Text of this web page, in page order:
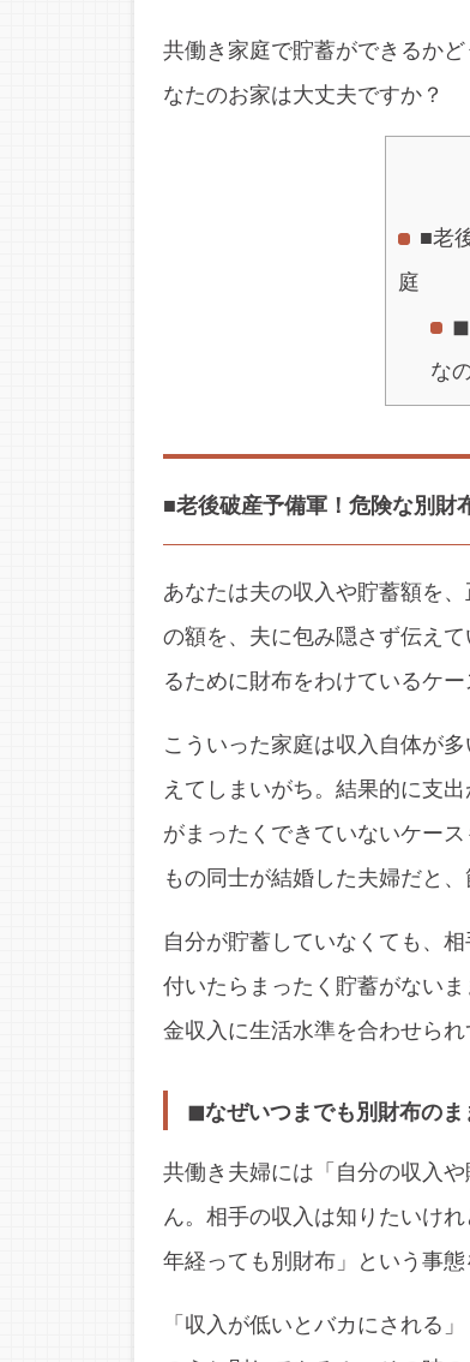
共働き家庭で貯蓄ができるか
なたのお家は大丈夫ですか？
■老
庭
◼︎
な
■老後破産予備軍！危険な別財
あなたは夫の収入や貯蓄額を
の額を、夫に包み隠さず伝え
るために財布をわけているケ
こういった家庭は収入自体が
えてしまいがち。結果的に支
がまったくできていないケー
もの同士が結婚した夫婦だと
自分が貯蓄していなくても、
付いたらまったく貯蓄がない
金収入に生活水準を合わせら
◼︎なぜいつまでも別財布のま
共働き夫婦には「自分の収入
ん。相手の収入は知りたいけ
年経っても別財布」という事態
「収入が低いとバカにされる